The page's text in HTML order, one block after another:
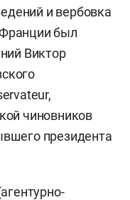
и вербовка
Франции был
Виктор
чиновников
президента